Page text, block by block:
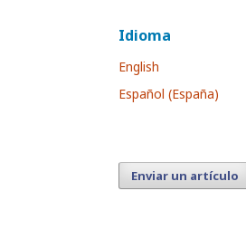
Idioma
English
Español (España)
Enviar un artículo